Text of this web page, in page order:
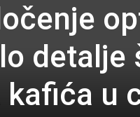
detalje
u